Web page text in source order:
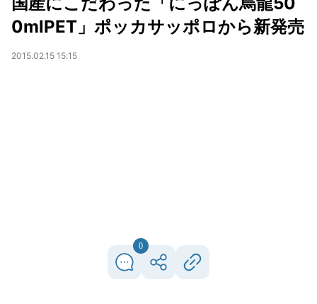
0mlPET」ポッカサッポロから新発売
2015.02.15 15:15
0